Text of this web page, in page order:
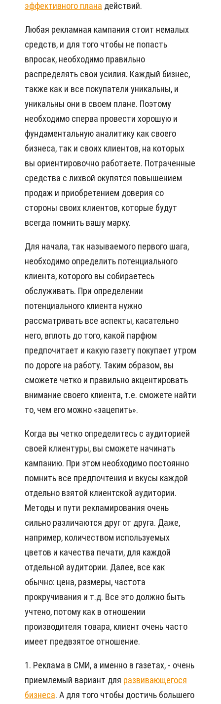
эффективного плана действий.
Любая рекламная кампания стоит немалых
средств, и для того чтобы не попасть
впросак, необходимо правильно
распределять свои усилия. Каждый бизнес,
также как и все покупатели уникальны, и
уникальны они в своем плане. Поэтому
необходимо сперва провести хорошую и
фундаментальную аналитику как своего
бизнеса, так и своих клиентов, на которых
вы ориентировочно работаете. Потраченные
средства с лихвой окупятся повышением
продаж и приобретением доверия со
стороны своих клиентов, которые будут
всегда помнить вашу марку.
Для начала, так называемого первого шага,
необходимо определить потенциального
клиента, которого вы собираетесь
обслуживать. При определении
потенциального клиента нужно
рассматривать все аспекты, касательно
него, вплоть до того, какой парфюм
предпочитает и какую газету покупает утром
по дороге на работу. Таким образом, вы
сможете четко и правильно акцентировать
внимание своего клиента, т.е. сможете найти
то, чем его можно «зацепить».
Когда вы четко определитесь с аудиторией
своей клиентуры, вы сможете начинать
кампанию. При этом необходимо постоянно
помнить все предпочтения и вкусы каждой
отдельно взятой клиентской аудитории.
Методы и пути рекламирования очень
сильно различаются друг от друга. Даже,
например, количеством используемых
цветов и качества печати, для каждой
отдельной аудитории. Далее, все как
обычно: цена, размеры, частота
прокручивания и т.д. Все это должно быть
учтено, потому как в отношении
производителя товара, клиент очень часто
имеет предвзятое отношение.
1. Реклама в СМИ, а именно в газетах, - очень
приемлемый вариант для развивающегося
бизнеса. А для того чтобы достичь большего